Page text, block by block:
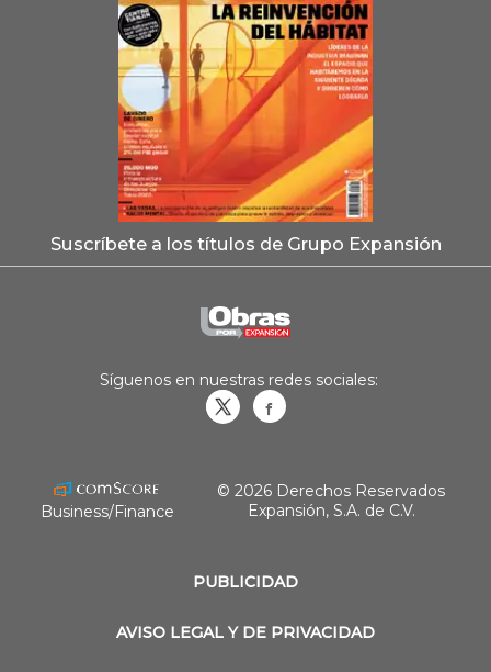
Suscríbete a los títulos de Grupo Expansión
PUBLICIDAD
AVISO LEGAL Y DE PRIVACIDAD
Síguenos en nuestras redes sociales:
Business/Finance
© 2026 Derechos Reservados
Expansión, S.A. de C.V.